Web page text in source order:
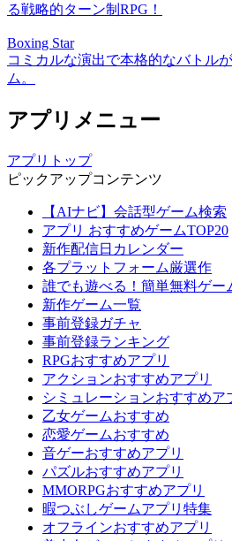
る戦略的ターン制RPG！
Boxing Star
コミカルな演出で本格的なバトル
ム。
アプリメニュー
アプリトップ
ピックアップコンテンツ
【AIナビ】会話型ゲーム検索
アプリ おすすめゲームTOP20
新作配信日カレンダー
各プラットフォーム厳選作
誰でも遊べる！簡単無料ゲー
新作ゲーム一覧
事前登録ガチャ
事前登録ランキング
RPGおすすめアプリ
アクションおすすめアプリ
シミュレーションおすすめア
乙女ゲームおすすめ
恋愛ゲームおすすめ
音ゲーおすすめアプリ
パズルおすすめアプリ
MMORPGおすすめアプリ
暇つぶしゲームアプリ特集
オフラインおすすめアプリ